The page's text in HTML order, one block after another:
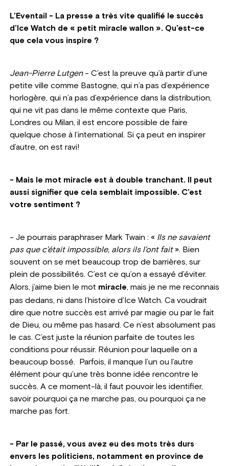
L’Eventail - La presse a très vite qualifié le succès
d’Ice Watch de « petit miracle wallon ». Qu’est-ce
que cela vous inspire ?
Jean-Pierre Lutgen- C’est la preuve qu’à partir d’une
petite ville comme Bastogne, qui n’a pas d’expérience
horlogère, qui n’a pas d’expérience dans la distribution,
qui ne vit pas dans le même contexte que Paris,
Londres ou Milan, il est encore possible de faire
quelque chose à l’international. Si ça peut en inspirer
d’autre, on est ravi!
- Mais le mot miracle est à double tranchant. Il peut
aussi signifier que cela semblait impossible. C’est
votre sentiment ?
- Je pourrais paraphraser Mark Twain : « Ils ne savaient
pas que c’était impossible, alors ils l’ont fait». Bien
souvent on se met beaucoup trop de barrières, sur
plein de possibilités. C’est ce qu’on a essayé d’éviter.
Alors, j’aime bien le mot miracle, mais je ne me reconnais
pas dedans, ni dans l’histoire d’Ice Watch. Ca voudrait
dire que notre succès est arrivé par magie ou par le fait
de Dieu, ou même pas hasard. Ce n’est absolument pas
le cas. C’est juste la réunion parfaite de toutes les
conditions pour réussir. Réunion pour laquelle on a
beaucoup bossé. Parfois, il manque l’un ou l’autre
élément pour qu’une très bonne idée rencontre le
succès. A ce moment-là, il faut pouvoir les identifier,
savoir pourquoi ça ne marche pas, ou pourquoi ça ne
marche pas fort.
- Par le passé, vous avez eu des mots très durs
envers les politiciens, notamment en province de